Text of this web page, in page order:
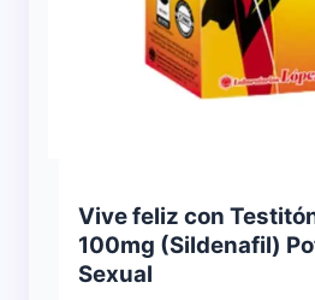
Vive feliz con
100mg (Sildenafil)
Sexual